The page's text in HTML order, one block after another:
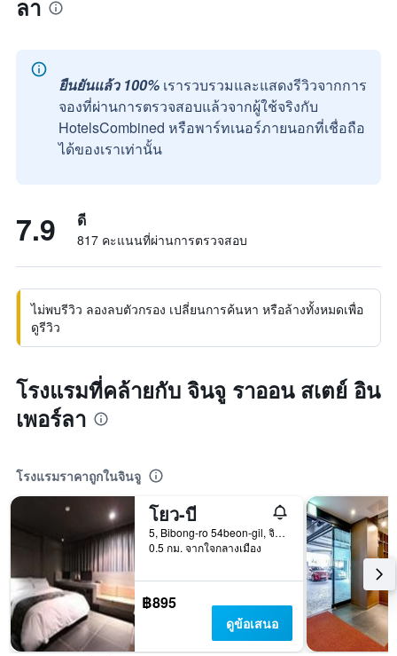
ลา
ยืนยันแล้ว 100% เรารวบรวมและแสดงรีวิวจากการ
จองที่ผ่านการตรวจสอบแล้วจากผู้ใช้จริงกับ
HotelsCombined หรือพาร์ทเนอร์ภายนอกที่เชื่อถือ
ได้ของเราเท่านั้น
7.9 ดี
817 คะแนนที่ผ่านการตรวจสอบ
ไม่พบรีวิว ลองลบตัวกรอง เปลี่ยนการค้นหา หรือล้างทั้งหมดเพื่อ
ดูรีวิว
โรงแรมที่คล้ายกับ จินจู ราออน สเตย์ อิน
เพอร์ลา
โรงแรมราคาถูกในจินจู
โยว-บี
5, Bibong-ro 54beon-gil, จินจู, เกาหลีใต้
0.5 กม. จากใจกลางเมือง
฿895
ดูข้อเสนอ